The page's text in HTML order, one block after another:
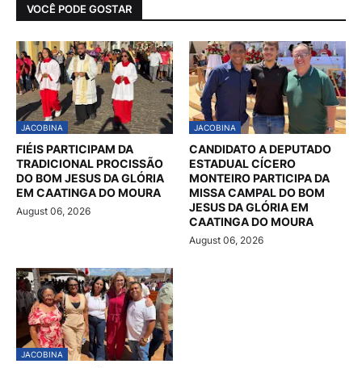
VOCÊ PODE GOSTAR
JACOBINA
FIÉIS PARTICIPAM DA
TRADICIONAL PROCISSÃO
DO BOM JESUS DA GLÓRIA
EM CAATINGA DO MOURA
August 06, 2026
JACOBINA
CANDIDATO A DEPUTADO
ESTADUAL CÍCERO
MONTEIRO PARTICIPA DA
MISSA CAMPAL DO BOM
JESUS DA GLÓRIA EM
CAATINGA DO MOURA
August 06, 2026
JACOBINA